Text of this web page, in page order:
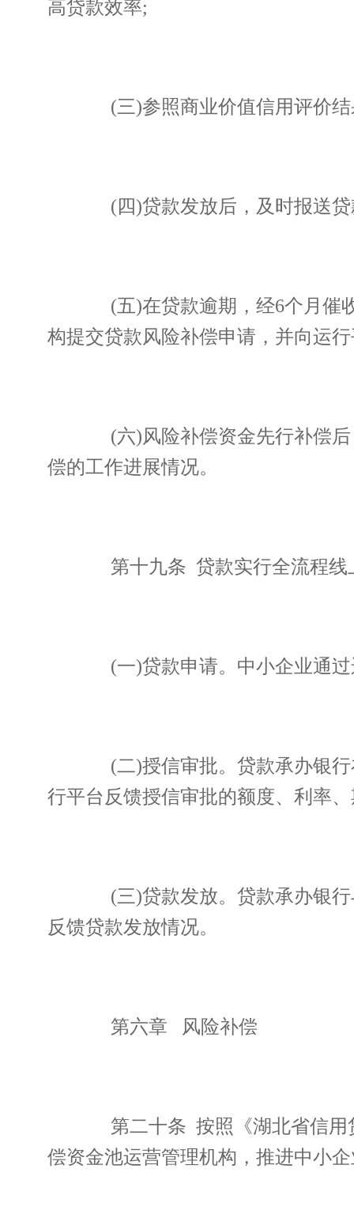
高贷款效率;
(三)参照商业价值信用评价结
(四)贷款发放后，及时报送贷
(五)在贷款逾期，经6个月催收
构提交贷款风险补偿申请，并向运
(六)风险补偿资金先行补偿后
偿的工作进展情况。
第十九条 贷款实行全流程线
(一)贷款申请。中小企业通过
(二)授信审批。贷款承办银行
行平台反馈授信审批的额度、利率
(三)贷款发放。贷款承办银行
反馈贷款发放情况。
第六章 风险补偿
第二十条 按照《湖北省信用
偿资金池运营管理机构，推进中小